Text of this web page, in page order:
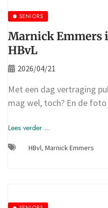
SENIORS
Marnick
HBvL
2026/04/21
Met een dag vertraging
mag wel, toch? En de
Lees verder ...
HBvl, Marnick Emmers